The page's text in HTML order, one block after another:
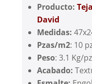
Producto:
David
Medidas:
Pzas/m2: 10
Peso: 3.1 Kg/
Acabado: